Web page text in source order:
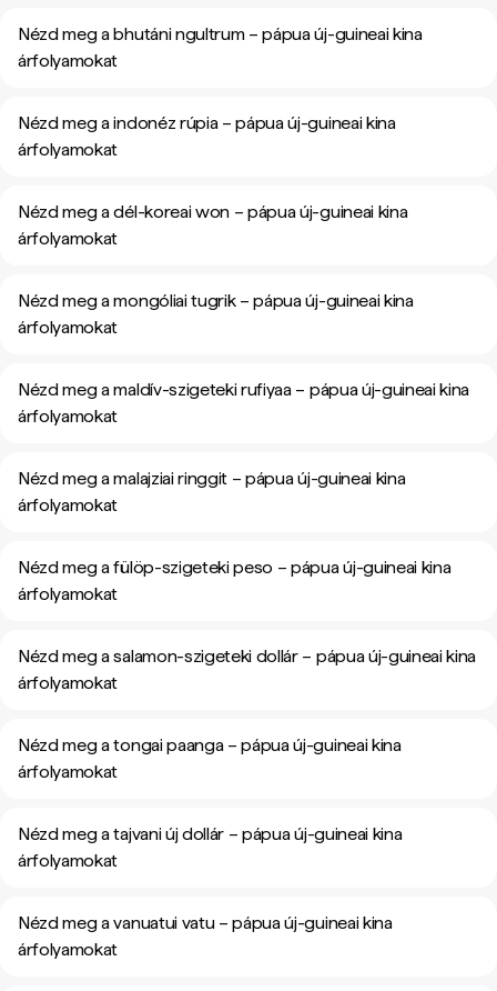
Nézd meg a bhutáni ngultrum – pápua új-guineai kina
árfolyamokat
Nézd meg a indonéz rúpia – pápua új-guineai kina
árfolyamokat
Nézd meg a dél-koreai won – pápua új-guineai kina
árfolyamokat
Nézd meg a mongóliai tugrik – pápua új-guineai kina
árfolyamokat
Nézd meg a maldív-szigeteki rufiyaa – pápua új-guineai kina
árfolyamokat
Nézd meg a malajziai ringgit – pápua új-guineai kina
árfolyamokat
Nézd meg a fülöp-szigeteki peso – pápua új-guineai kina
árfolyamokat
Nézd meg a salamon-szigeteki dollár – pápua új-guineai kina
árfolyamokat
Nézd meg a tongai paanga – pápua új-guineai kina
árfolyamokat
Nézd meg a tajvani új dollár – pápua új-guineai kina
árfolyamokat
Nézd meg a vanuatui vatu – pápua új-guineai kina
árfolyamokat